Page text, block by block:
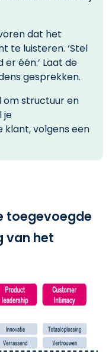
dat het
te luisteren. ‘Stel
één.’ Laat de
gesprekken.
om structuur en
je
volgens een
toegevoegde
van het